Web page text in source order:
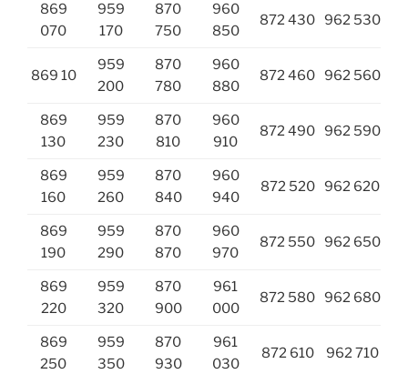
869
070
959
170
870
750
960
850
872 430 962 530
869 10
959
200
870
780
960
880
872 460 962 560
869
130
959
230
870
810
960
910
872 490 962 590
869
160
959
260
870
840
960
940
872 520 962 620
869
190
959
290
870
870
960
970
872 550 962 650
869
220
959
320
870
900
961
000
872 580 962 680
869
250
959
350
870
930
961
030
872 610 962 710